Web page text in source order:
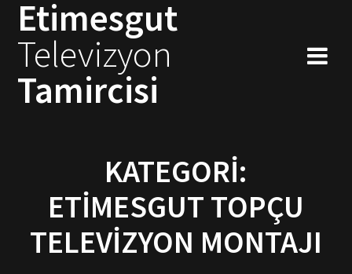
Skip
to
Etimesgut
Televizyon
Tamircisi
KATEGORI:
ETIMESGUT TOPÇU
TELEVIZYON MONTAJI